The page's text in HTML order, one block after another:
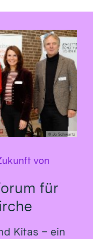
© Jo Schwartz
von
für
Kitas – ein